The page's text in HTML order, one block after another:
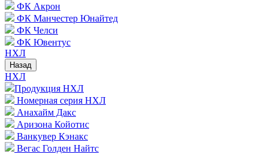
ФК Акрон
ФК Манчестер Юнайтед
ФК Челси
ФК Ювентус
НХЛ
Назад
НХЛ
Продукция НХЛ
Номерная серия НХЛ
Анахайм Дакс
Аризона Койотис
Ванкувер Кэнакс
Вегас Голден Найтс